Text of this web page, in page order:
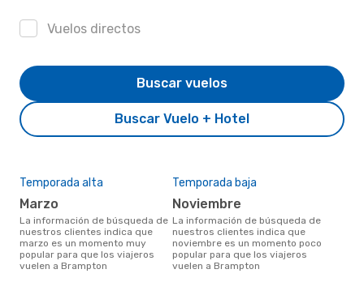
Vuelos directos
Buscar Vuelo + Hotel
Buscar vuelos
Temporada alta
marzo
La información de búsqueda de
nuestros clientes indica que
marzo es un momento muy
popular para que los viajeros
vuelen a Brampton
Temporada baja
noviembre
La información de búsqueda de
nuestros clientes indica que
noviembre es un momento poco
popular para que los viajeros
vuelen a Brampton